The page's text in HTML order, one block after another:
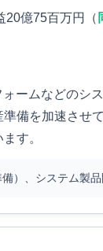
20億75百万円（
ームなどのシ
備を加速させて
す。
）、システム製品